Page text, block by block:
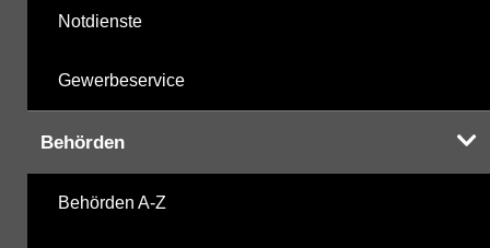
Notdienste
Gewerbeservice
Behörden
Behörden A-Z